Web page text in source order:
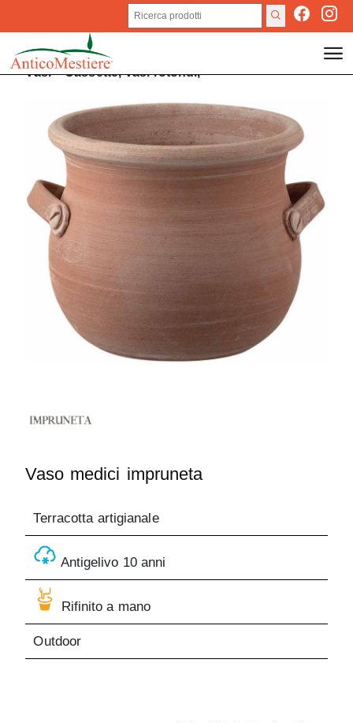
Vasi>Cassette,Vasi rotondi,
Vaso medici impruneta
Terracotta artigianale
Antigelivo 10 anni
Rifinito a mano
Outdoor